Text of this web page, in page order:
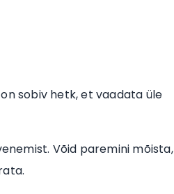
sobiv hetk, et vaadata üle
Võid paremini mõista,